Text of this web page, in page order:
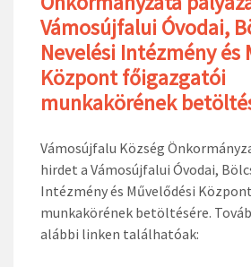
Vámosújfalui Óvodai,
Nevelési Intézmény és
Központ főigazgatói
munkakörének
Vámosújfalu Község
hirdet a Vámosújfalui Óvodai,
Intézmény és Művelődési
munkakörének betöltésére.
alábbi linken találhatóak: